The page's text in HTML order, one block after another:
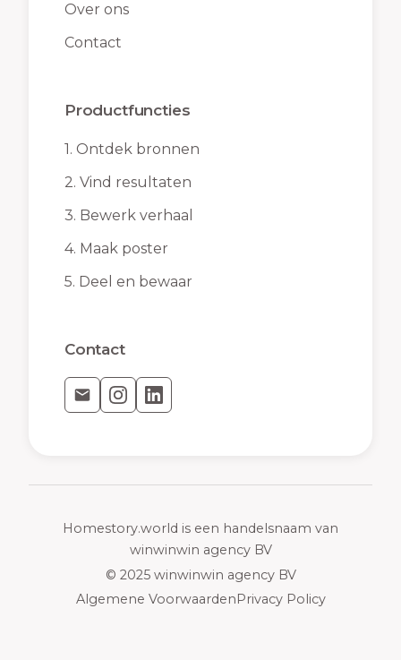
Over ons
Contact
Productfuncties
1. Ontdek bronnen
2. Vind resultaten
3. Bewerk verhaal
4. Maak poster
5. Deel en bewaar
Contact
Homestory.world is een handelsnaam van
winwinwin agency BV
© 2025 winwinwin agency BV
Algemene VoorwaardenPrivacy Policy